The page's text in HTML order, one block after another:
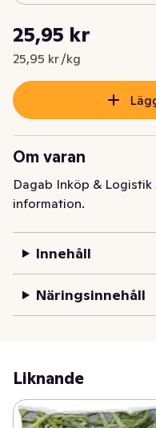
Nuvarande pris är: 25,95
25,95 kr
25,95 kr /kg
Styckpris: 25,95 kr /kg
Om varan
Dagab Inköp &
information.
Innehåll
Näringsinnehåll
Liknande